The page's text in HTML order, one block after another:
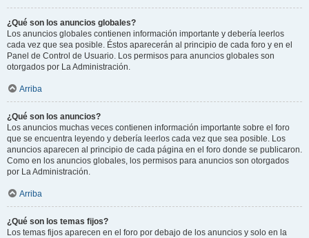
¿Qué son los anuncios globales?
Los anuncios globales contienen información importante y debería leerlos
cada vez que sea posible. Éstos aparecerán al principio de cada foro y en el
Panel de Control de Usuario. Los permisos para anuncios globales son
otorgados por La Administración.
Arriba
¿Qué son los anuncios?
Los anuncios muchas veces contienen información importante sobre el foro
que se encuentra leyendo y debería leerlos cada vez que sea posible. Los
anuncios aparecen al principio de cada página en el foro donde se publicaron.
Como en los anuncios globales, los permisos para anuncios son otorgados
por La Administración.
Arriba
¿Qué son los temas fijos?
Los temas fijos aparecen en el foro por debajo de los anuncios y solo en la